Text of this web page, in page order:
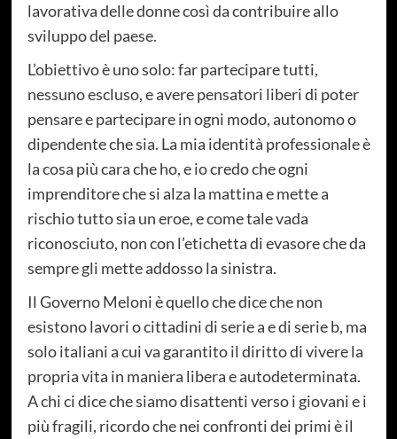
lavorativa delle donne così da contribuire allo
sviluppo del paese.
L’obiettivo è uno solo: far partecipare tutti,
nessuno escluso, e avere pensatori liberi di poter
pensare e partecipare in ogni modo, autonomo o
dipendente che sia. La mia identità professionale è
la cosa più cara che ho, e io credo che ogni
imprenditore che si alza la mattina e mette a
rischio tutto sia un eroe, e come tale vada
riconosciuto, non con l’etichetta di evasore che da
sempre gli mette addosso la sinistra.
Il Governo Meloni è quello che dice che non
esistono lavori o cittadini di serie a e di serie b, ma
solo italiani a cui va garantito il diritto di vivere la
propria vita in maniera libera e autodeterminata.
A chi ci dice che siamo disattenti verso i giovani e i
più fragili, ricordo che nei confronti dei primi è il